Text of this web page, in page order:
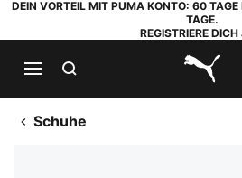
DEIN VORTEIL MIT PUMA KONTO: 60
TAGE.
REGISTRIERE
Schuhe